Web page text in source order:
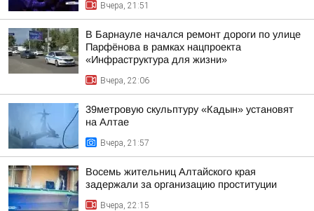
Вчера, 21:51
В Барнауле начался ремонт дороги по улице
Парфёнова в рамках нацпроекта
«Инфраструктура для жизни»
Вчера, 22:06
39метровую скульптуру «Кадын» установят
на Алтае
Вчера, 21:57
Восемь жительниц Алтайского края
задержали за организацию проституции
Вчера, 22:15